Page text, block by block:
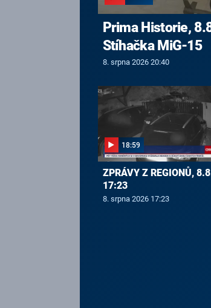
Prima Historie,
Stíhačka MiG-15
8. srpna 2026 20:40
18:59
ZPRÁVY Z REGIONŮ,
17:23
8. srpna 2026 17:23